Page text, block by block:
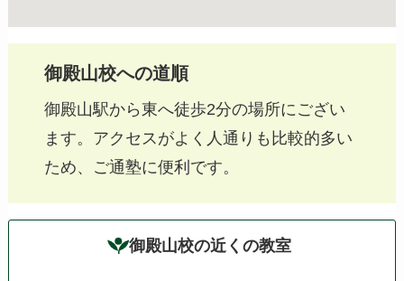
御殿山校への道順
御殿山駅から東へ徒歩2分の場所にござい
ます。アクセスがよく人通りも比較的多い
ため、ご通塾に便利です。
御殿山校の近くの教室